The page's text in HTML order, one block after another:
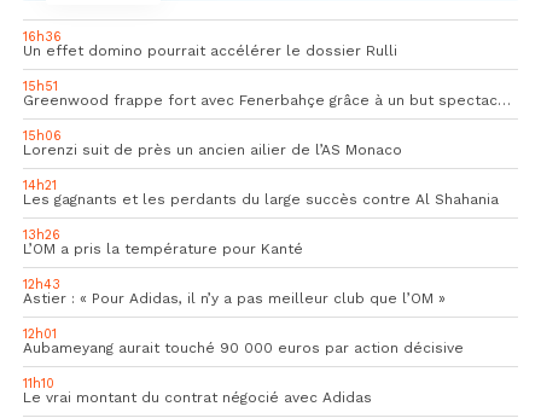
16h36
Un effet domino pourrait accélérer le dossier Rulli
15h51
Greenwood frappe fort avec Fenerbahçe grâce à un but spectaculaire
15h06
Lorenzi suit de près un ancien ailier de l’AS Monaco
14h21
Les gagnants et les perdants du large succès contre Al Shahania
13h26
L’OM a pris la température pour Kanté
12h43
Astier : « Pour Adidas, il n’y a pas meilleur club que l’OM »
12h01
Aubameyang aurait touché 90 000 euros par action décisive
11h10
Le vrai montant du contrat négocié avec Adidas